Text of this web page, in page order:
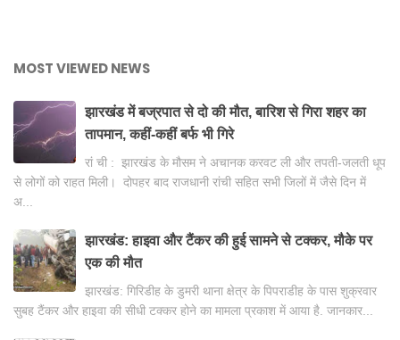
MOST VIEWED NEWS
झारखंड में बज्रपात से दो की मौत, बारिश से गिरा शहर का
तापमान, कहीं-कहीं बर्फ भी गिरे
रां ची : झारखंड के मौसम ने अचानक करवट ली और तपती-जलती धूप
से लोगों को राहत मिली। दोपहर बाद राजधानी रांची सहित सभी जिलों में जैसे दिन में
अ...
झारखंड: हाइवा और टैंकर की हुई सामने से टक्कर, मौके पर
एक की मौत
झारखंड: गिरिडीह के डुमरी थाना क्षेत्र के पिपराडीह के पास शुक्रवार
सुबह टैंकर और हाइवा की सीधी टक्कर होने का मामला प्रकाश में आया है. जानकार...